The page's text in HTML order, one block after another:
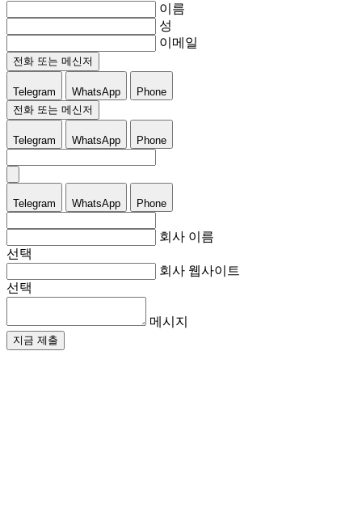
이름
성
이메일
전화 또는 메신저
Telegram WhatsApp
Phone
전화 또는 메신저
Telegram WhatsApp Phone
Telegram WhatsApp Phone
회사 이름
선택
회사 웹사이트
선택
메시지
지금 제출